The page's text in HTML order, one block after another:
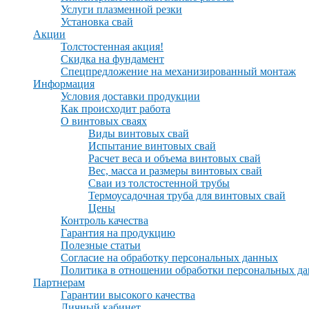
Услуги плазменной резки
Установка свай
Акции
Толстостенная акция!
Скидка на фундамент
Спецпредложение на механизированный монтаж
Информация
Условия доставки продукции
Как происходит работа
О винтовых сваях
Виды винтовых свай
Испытание винтовых свай
Расчет веса и объема винтовых свай
Вес, масса и размеры винтовых свай
Сваи из толстостенной трубы
Термоусадочная труба для винтовых свай
Цены
Контроль качества
Гарантия на продукцию
Полезные статьи
Согласие на обработку персональных данных
Политика в отношении обработки персональных
Партнерам
Гарантии высокого качества